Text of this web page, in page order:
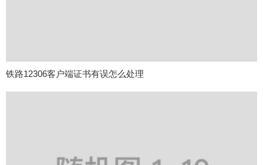
铁路12306客户端证书有误怎么处理